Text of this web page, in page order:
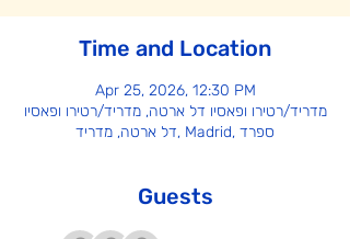
Time and Location
Apr 25, 2026, 12:30 PM
מדריד/רטירו ופאסיו דל ארטה, מדריד/רטירו ופאסיו
דל ארטה, מדריד, Madrid, ספרד
Guests